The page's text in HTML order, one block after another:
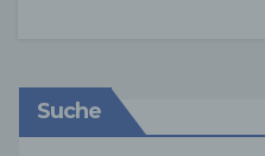
Suche